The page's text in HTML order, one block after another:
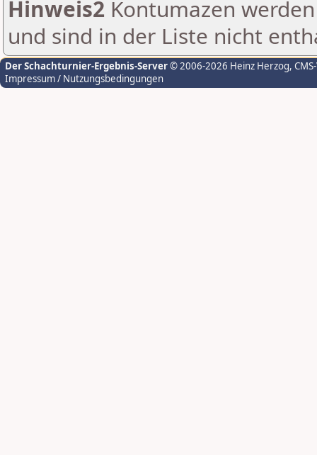
Hinweis2 Kontumazen
und sind in der Liste nicht
Der Schachturnier-Ergebnis-Server© 2006-2026 Heinz Herzog,
Impressum / Nutzungsbedingungen